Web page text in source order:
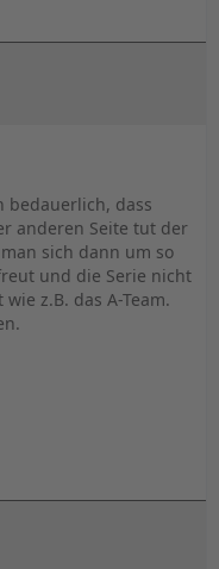
bedauerlich, dass
anderen Seite tut der
sich dann um so
und die Serie nicht
z.B. das A-Team.